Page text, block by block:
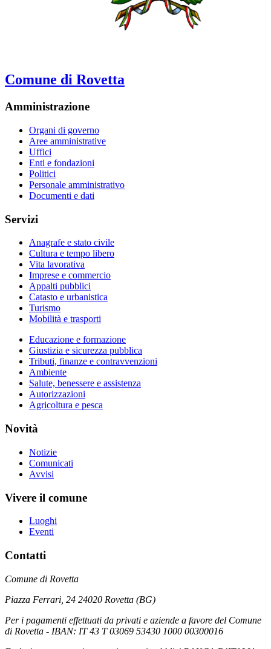
Comune di Rovetta
Amministrazione
Organi di governo
Aree amministrative
Uffici
Enti e fondazioni
Politici
Personale amministrativo
Documenti e dati
Servizi
Anagrafe e stato civile
Cultura e tempo libero
Vita lavorativa
Imprese e commercio
Appalti pubblici
Catasto e urbanistica
Turismo
Mobilità e trasporti
Educazione e formazione
Giustizia e sicurezza pubblica
Tributi, finanze e contravvenzioni
Ambiente
Salute, benessere e assistenza
Autorizzazioni
Agricoltura e pesca
Novità
Notizie
Comunicati
Avvisi
Vivere il comune
Luoghi
Eventi
Contatti
Comune di Rovetta
Piazza Ferrari, 24 24020 Rovetta (BG)
Per i pagamenti effettuati da privati e aziende a favore del Comune
di Rovetta - IBAN: IT 43 T 03069 53430 1000 00300016